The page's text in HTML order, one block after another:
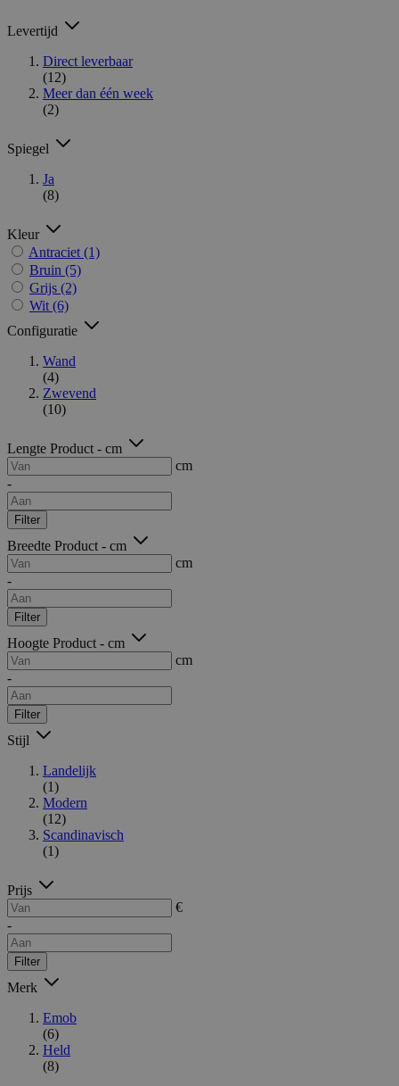
Levertijd
Direct leverbaar
(12)
Meer dan één week
(2)
Spiegel
Ja
(8)
Kleur
Antraciet (1)
Bruin (5)
Grijs (2)
Wit (6)
Configuratie
Wand
(4)
Zwevend
(10)
Lengte Product - cm
cm
-
Filter
Breedte Product - cm
cm
-
Filter
Hoogte Product - cm
cm
-
Filter
Stijl
Landelijk
(1)
Modern
(12)
Scandinavisch
(1)
Prijs
€
-
Filter
Merk
Emob
(6)
Held
(8)